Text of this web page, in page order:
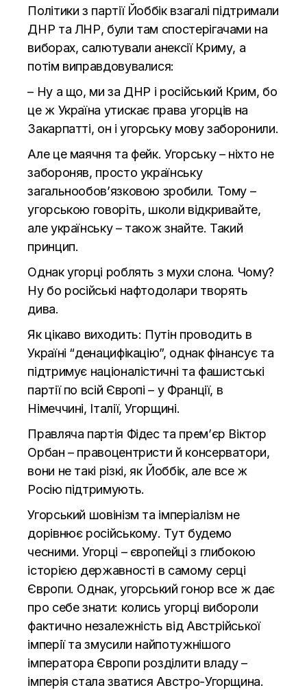
Політики з партії Йоббік взагалі підтримали
ДНР та ЛНР, були там спостерігачами на
виборах, салютували анексії Криму, а
потім виправдовувалися:
– Ну а що, ми за ДНР і російський Крим, бо
це ж Україна утискає права угорців на
Закарпатті, он і угорську мову заборонили.
Але це маячня та фейк. Угорську – ніхто не
забороняв, просто українську
загальнообов’язковою зробили. Тому –
угорською говоріть, школи відкривайте,
але українську – також знайте. Такий
принцип.
Однак угорці роблять з мухи слона. Чому?
Ну бо російські нафтодолари творять
дива.
Як цікаво виходить: Путін проводить в
Україні “денацифікацію”, однак фінансує та
підтримує націоналістичні та фашистські
партії по всій Європі – у Франції, в
Німеччині, Італії, Угорщині.
Правляча партія Фідес та прем’єр Віктор
Орбан – правоцентристи й консерватори,
вони не такі різкі, як Йоббік, але все ж
Росію підтримують.
Угорський шовінізм та імперіалізм не
дорівнює російському. Тут будемо
чесними. Угорці – європейці з глибокою
історією державності в самому серці
Європи. Однак, угорський гонор все ж дає
про себе знати: колись угорці вибороли
фактично незалежність від Австрійської
імперії та змусили найпотужнішого
імператора Європи розділити владу –
імперія стала зватися Австро-Угорщина.